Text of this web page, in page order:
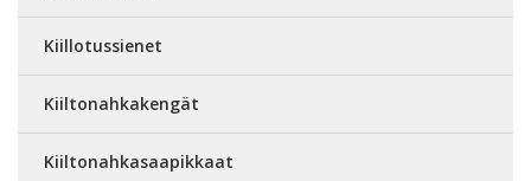
Kiillotussienet
Kiiltonahkakengät
Kiiltonahkasaapikkaat